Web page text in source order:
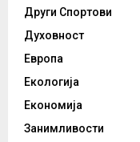
Други Спортови
Духовност
Европа
Екологија
Економија
Занимливости